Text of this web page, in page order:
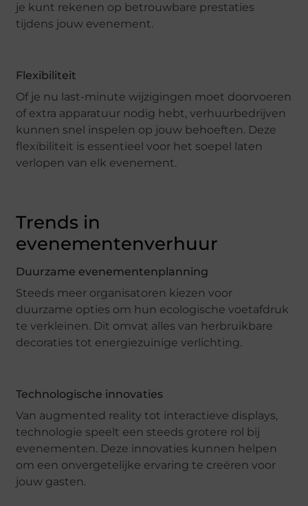
je kunt rekenen op betrouwbare prestaties
tijdens jouw evenement.
Flexibiliteit
Of je nu last-minute wijzigingen moet doorvoeren
of extra apparatuur nodig hebt, verhuurbedrijven
kunnen snel inspelen op jouw behoeften. Deze
flexibiliteit is essentieel voor het soepel laten
verlopen van elk evenement.
Trends in
evenementenverhuur
Duurzame evenementenplanning
Steeds meer organisatoren kiezen voor
duurzame opties om hun ecologische voetafdruk
te verkleinen. Dit omvat alles van herbruikbare
decoraties tot energiezuinige verlichting.
Technologische innovaties
Van augmented reality tot interactieve displays,
technologie speelt een steeds grotere rol bij
evenementen. Deze innovaties kunnen helpen
om een onvergetelijke ervaring te creëren voor
jouw gasten.